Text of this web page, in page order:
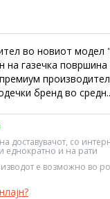
во новиот модел
на газечка
бренд во
доставувачот, со
еднократно и на рати
е возможно во